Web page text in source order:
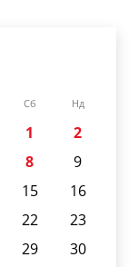
Сб Нд
1
2
8
9
15
16
22
23
29
30